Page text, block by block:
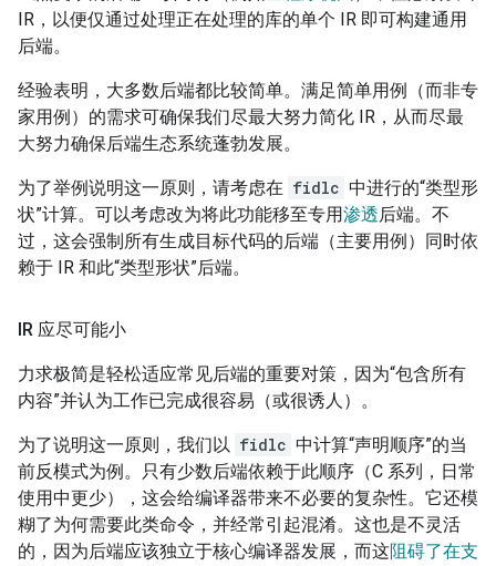
IR，以便仅通过处理正在处理的库的单个 IR 即可构建通用
后端。
经验表明，大多数后端都比较简单。满足简单用例（而非专
家用例）的需求可确保我们尽最大努力简化 IR，从而尽最
大努力确保后端生态系统蓬勃发展。
为了举例说明这一原则，请考虑在 fidlc 中进行的“类型形
状”计算。可以考虑改为将此功能移至专用渗透后端。不
过，这会强制所有生成目标代码的后端（主要用例）同时依
赖于 IR 和此“类型形状”后端。
IR 应尽可能小
力求极简是轻松适应常见后端的重要对策，因为“包含所有
内容”并认为工作已完成很容易（或很诱人）。
为了说明这一原则，我们以 fidlc 中计算“声明顺序”的当
前反模式为例。只有少数后端依赖于此顺序（C 系列，日常
使用中更少），这会给编译器带来不必要的复杂性。它还模
糊了为何需要此类命令，并经常引起混淆。这也是不灵活
的，因为后端应该独立于核心编译器发展，而这阻碍了在支